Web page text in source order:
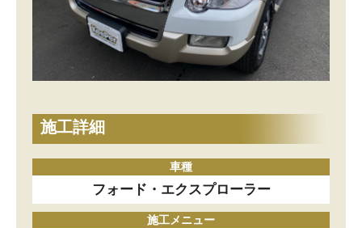
施工詳細
車種
フォード・エクスプローラー
施工メニュー